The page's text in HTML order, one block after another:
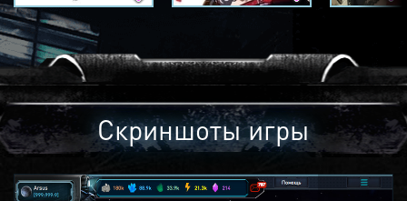
Скриншоты игры